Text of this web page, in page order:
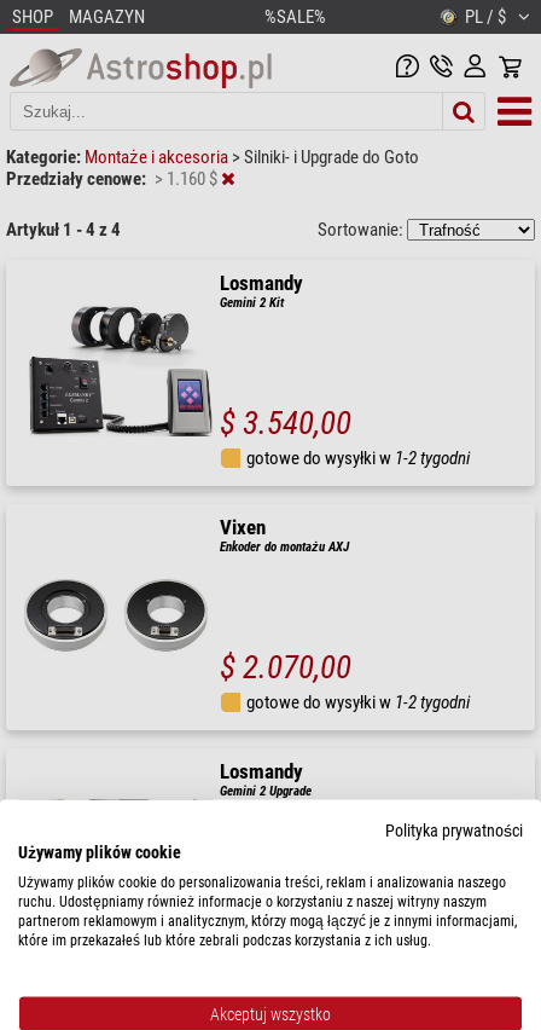
SHOP MAGAZYN %SALE% PL / $
Kategorie: Montaże i akcesoria >Silniki- i Upgrade do Goto
Przedziały cenowe: > 1.160 $
Artykuł 1 - 4 z 4 Sortowanie:
Losmandy
Gemini 2 Kit
$ 3.540,00
gotowe do wysyłki w 1-2 tygodni
Vixen
Enkoder do montażu AXJ
$ 2.070,00
gotowe do wysyłki w 1-2 tygodni
Losmandy
Gemini 2 Upgrade
$ 2.390,00
gotowe do wysyłki w 6-10 tygodni
Rowan
Polityka prywatności
Używamy plików cookie
Używamy plików cookie do personalizowania treści, reklam i analizowania naszego
ruchu. Udostępniamy również informacje o korzystaniu z naszej witryny naszym
partnerom reklamowym i analitycznym, którzy mogą łączyć je z innymi informacjami,
które im przekazałeś lub które zebrali podczas korzystania z ich usług.
Akceptuj wszystko